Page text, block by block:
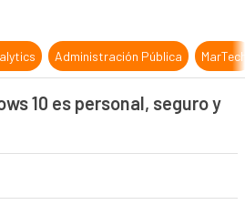
Administración Pública
10 es personal, seguro y